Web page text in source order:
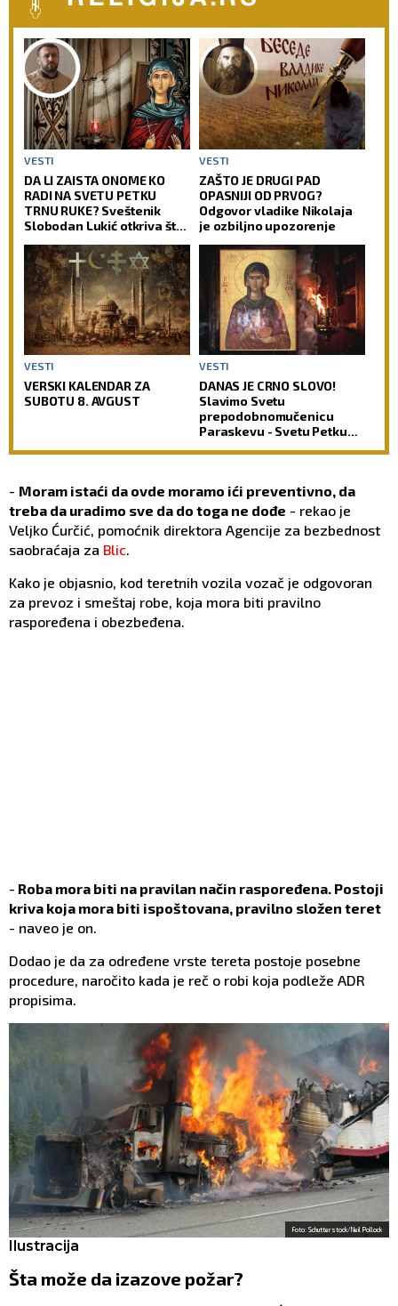
VESTI
DA LI ZAISTA ONOME KO
RADI NA SVETU PETKU
TRNU RUKE? Sveštenik
Slobodan Lukić otkriva šta
verovanja
VESTI
ZAŠTO JE DRUGI PAD
OPASNIJI OD PRVOG?
Odgovor vladike Nikolaja
je ozbiljno upozorenje
VESTI
VERSKI KALENDAR ZA
SUBOTU 8. AVGUST
VESTI
DANAS JE CRNO SLOVO!
Slavimo Svetu
prepodobnomučenicu
Paraskevu - Svetu Petku
- Moram istaći da ovde moramo ići preventivno, da
treba da uradimo sve da do toga ne dođe - rekao je
Veljko Ćurčić, pomoćnik direktora Agencije za bezbednost
saobraćaja za Blic.
Kako je objasnio, kod teretnih vozila vozač je odgovoran
za prevoz i smeštaj robe, koja mora biti pravilno
raspoređena i obezbeđena.
- Roba mora biti na pravilan način raspoređena. Postoji
kriva koja mora biti ispoštovana, pravilno složen teret
- naveo je on.
Dodao je da za određene vrste tereta postoje posebne
procedure, naročito kada je reč o robi koja podleže ADR
propisima.
Foto: Schutterstock/Neil Pollock
Ilustracija
Šta može da izazove požar?